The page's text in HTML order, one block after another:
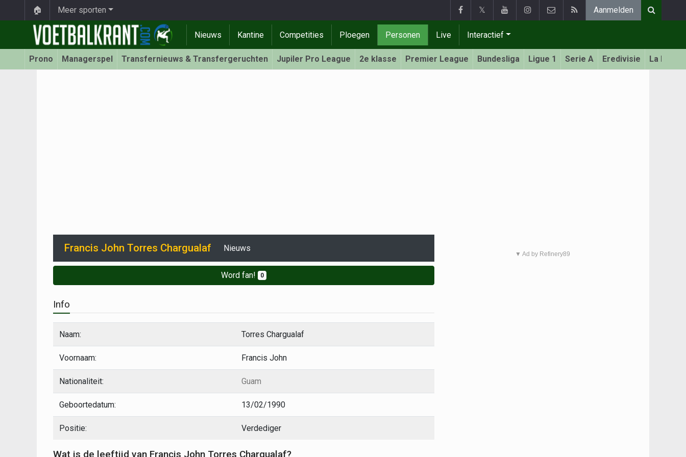
🏠 Meer sporten 𝕏 Aanmelden
Nieuws Kantine Competities Ploegen Personen Live Interactief
Prono Managerspel Transfernieuws & Transfergeruchten Jupiler Pro League 2e klasse Premier League Bundesliga Ligue 1 Serie A Eredivisie La Liga
Francis John Torres Chargualaf Nieuws
Word fan! 0
Info
Naam: Torres Chargualaf
Voornaam: Francis John
Nationaliteit: Guam
Geboortedatum: 13/02/1990
Positie: Verdediger
Wat is de leeftijd van Francis John Torres Chargualaf?
▼ Ad by Refinery89